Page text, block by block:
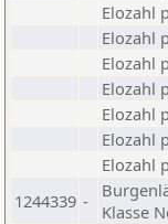
Elozahl
Elozahl
Elozahl
Elozahl
Elozahl
Elozahl
Elozahl
1244339 -
Klasse